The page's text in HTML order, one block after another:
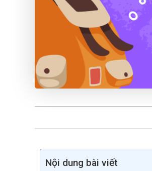
Nội dung bài viết